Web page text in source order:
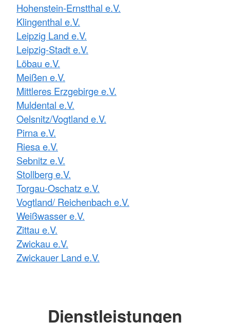
Hohenstein-Ernstthal e.V.
Klingenthal e.V.
Leipzig Land e.V.
Leipzig-Stadt e.V.
Löbau e.V.
Meißen e.V.
Mittleres Erzgebirge e.V.
Muldental e.V.
Oelsnitz/Vogtland e.V.
Pirna e.V.
Riesa e.V.
Sebnitz e.V.
Stollberg e.V.
Torgau-Oschatz e.V.
Vogtland/ Reichenbach e.V.
Weißwasser e.V.
Zittau e.V.
Zwickau e.V.
Zwickauer Land e.V.
Dienstleistungen